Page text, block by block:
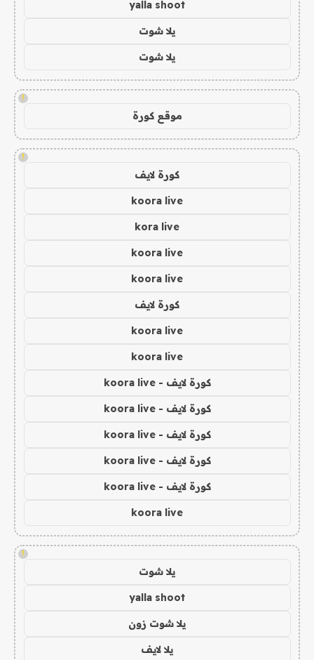
yalla shoot
يلا شوت
يلا شوت
!
موقع كورة
!
كورة لايف
koora live
kora live
koora live
koora live
كورة لايف
koora live
koora live
كورة لايف - koora live
كورة لايف - koora live
كورة لايف - koora live
كورة لايف - koora live
كورة لايف - koora live
koora live
!
يلا شوت
yalla shoot
يلا شوت زون
يلا لايف